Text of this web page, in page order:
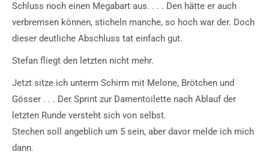
Schluss noch einen Megabart aus. . . . Den hätte er auch
verbremsen können, sticheln manche, so hoch war der. Doch
dieser deutliche Abschluss tat einfach gut.
Stefan fliegt den letzten nicht mehr.
Jetzt sitze ich unterm Schirm mit Melone, Brötchen und
Gösser . . . Der Sprint zur Damentoilette nach Ablauf der
letzten Runde versteht sich von selbst.
Stechen soll angeblich um 5 sein, aber davor melde ich mich
dann.